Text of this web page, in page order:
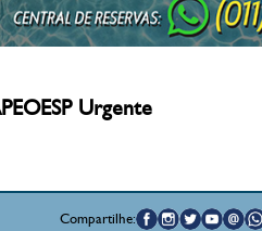
Urgente
Compartilhe: